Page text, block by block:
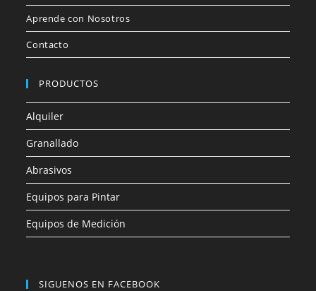
Aprende con Nosotros
Contacto
PRODUCTOS
Alquiler
Granallado
Abrasivos
Equipos para Pintar
Equipos de Medición
SIGUENOS EN FACEBOOK